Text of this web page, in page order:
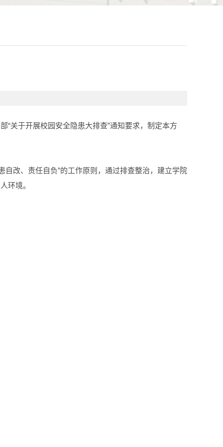
关于开展校园安全隐患大排查”通知要求，制定本方
自改、责任自负”的工作原则，通过排查整治，建立学院
环境。